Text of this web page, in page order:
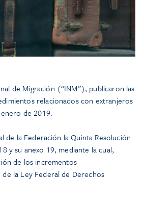
de Migración (“INM”), publicaron las
relacionados con extranjeros
de 2019.
de la Federación la Quinta Resolución
y su anexo 19, mediante la cual,
de los incrementos
la Ley Federal de Derechos